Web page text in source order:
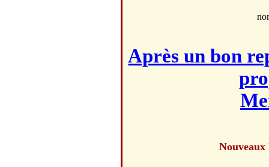
Après un bon
Nouveaux